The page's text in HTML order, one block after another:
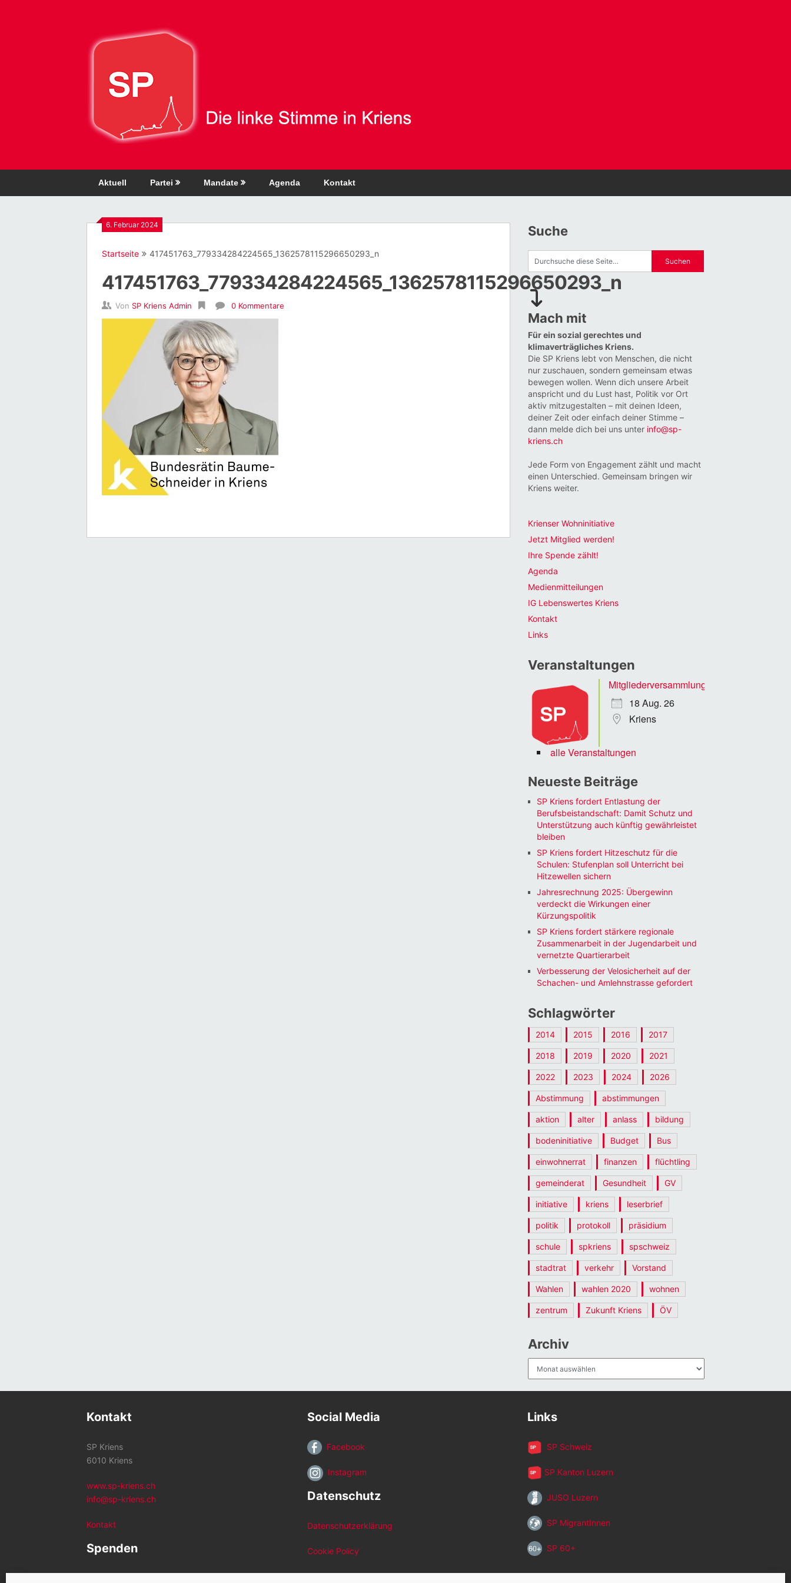
Aktuell Partei Mandate Agenda Kontakt
6. Februar 2024
Startseite 417451763_779334284224565_1362578115296650293_n
417451763_779334284224565_1362578115296650293_n
Von SP Kriens Admin 0 Kommentare
Suche
Mach mit
Für ein sozial gerechtes und
klimaverträgliches Kriens.
Die SP Kriens lebt von Menschen, die nicht
nur zuschauen, sondern gemeinsam etwas
bewegen wollen. Wenn dich unsere Arbeit
anspricht und du Lust hast, Politik vor Ort
aktiv mitzugestalten – mit deinen Ideen,
deiner Zeit oder einfach deiner Stimme –
dann melde dich bei uns unter info@sp-
kriens.ch
Jede Form von Engagement zählt und macht
einen Unterschied. Gemeinsam bringen wir
Kriens weiter.
Krienser Wohninitiative
Jetzt Mitglied werden!
Ihre Spende zählt!
Agenda
Medienmitteilungen
IG Lebenswertes Kriens
Kontakt
Links
Veranstaltungen
Mitgliederversammlung
18 Aug. 26
Kriens
alle Veranstaltungen
Neueste Beiträge
SP Kriens fordert Entlastung der
Berufsbeistandschaft: Damit Schutz und
Unterstützung auch künftig gewährleistet
bleiben
SP Kriens fordert Hitzeschutz für die
Schulen: Stufenplan soll Unterricht bei
Hitzewellen sichern
Jahresrechnung 2025: Übergewinn
verdeckt die Wirkungen einer
Kürzungspolitik
SP Kriens fordert stärkere regionale
Zusammenarbeit in der Jugendarbeit und
vernetzte Quartierarbeit
Verbesserung der Velosicherheit auf der
Schachen- und Amlehnstrasse gefordert
Schlagwörter
2014 2015 2016 2017
2018 2019 2020 2021
2022 2023 2024 2026
Abstimmung abstimmungen
aktion alter anlass bildung
bodeninitiative Budget Bus
einwohnerrat finanzen flüchtling
gemeinderat Gesundheit GV
initiative kriens leserbrief
politik protokoll präsidium
schule spkriens spschweiz
stadtrat verkehr Vorstand
Wahlen wahlen 2020 wohnen
zentrum Zukunft Kriens ÖV
Archiv
Kontakt
SP Kriens
6010 Kriens
www.sp-kriens.ch
info@sp-kriens.ch
Kontakt
Spenden
Social Media
Facebook
Instagram
Datenschutz
Datenschutzerklärung
Cookie Policy
Links
SP Schweiz
SP Kanton Luzern
JUSO Luzern
SP MigrantInnen
SP 60+